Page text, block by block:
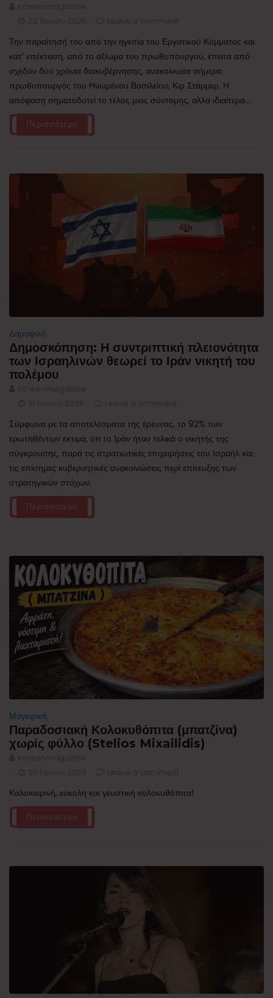
Την παραίτησή του από την ηγεσία του Εργατικού Κόμματος και
κατ’ επέκταση, από το αξίωμα του πρωθυπουργού, έπειτα από
σχεδόν δύο χρόνια διακυβέρνησης, ανακοίνωσε σήμερα
πρωθυπουργός του Ηνωμένου Βασιλείου, Κιρ Στάρμερ. Η
απόφαση σηματοδοτεί το τέλος μιας σύντομης, αλλά ιδιαίτερα...
Περισσότερα
Δημοφιλή
Δημοσκόπηση: Η συντριπτική πλειονότητα
των Ισραηλινών θεωρεί το Ιράν νικητή του
πολέμου
Σύμφωνα με τα αποτελέσματα της έρευνας, το 92% των
ερωτηθέντων εκτιμά, ότι το Ιράν ήταν τελικά ο νικητής της
σύγκρουσης, παρά τις στρατιωτικές επιχειρήσεις του Ισραήλ και
τις επίσημες κυβερνητικές ανακοινώσεις περί επίτευξης των
στρατηγικών στόχων.
Περισσότερα
Μαγειρική
Παραδοσιακή Κολοκυθόπιτα (μπατζίνα)
χωρίς φύλλο (Stelios Mixailidis)
Καλοκαιρινή, εύκολη και γευστική κολοκυθόπιτα!
Περισσότερα